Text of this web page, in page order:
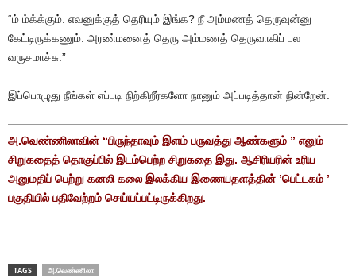
“ம் ம்க்க்கும். எவனுக்குத் தெரியும் இங்க? நீ அம்மணத் தெருவுன்னு
கேட்டிருக்கணும். அரண்மனைத் தெரு அம்மணத் தெருவாகிப் பல
வருசமாச்சு.”
இப்பொழுது நீங்கள் எப்படி நிற்கிறீர்களோ நானும் அப்படித்தான் நின்றேன்.
அ.வெண்ணிலாவின் “பிருந்தாவும் இளம் பருவத்து ஆண்களும் ” எனும்
சிறுகதைத் தொகுப்பில் இடம்பெற்ற சிறுகதை இது. ஆசிரியரின் உரிய
அனுமதிப் பெற்று கனலி கலை இலக்கிய இணையதளத்தின் ’பெட்டகம் ’
பகுதியில் பதிவேற்றம் செய்யப்பட்டிருக்கிறது.
TAGS அ.வெண்ணிலா